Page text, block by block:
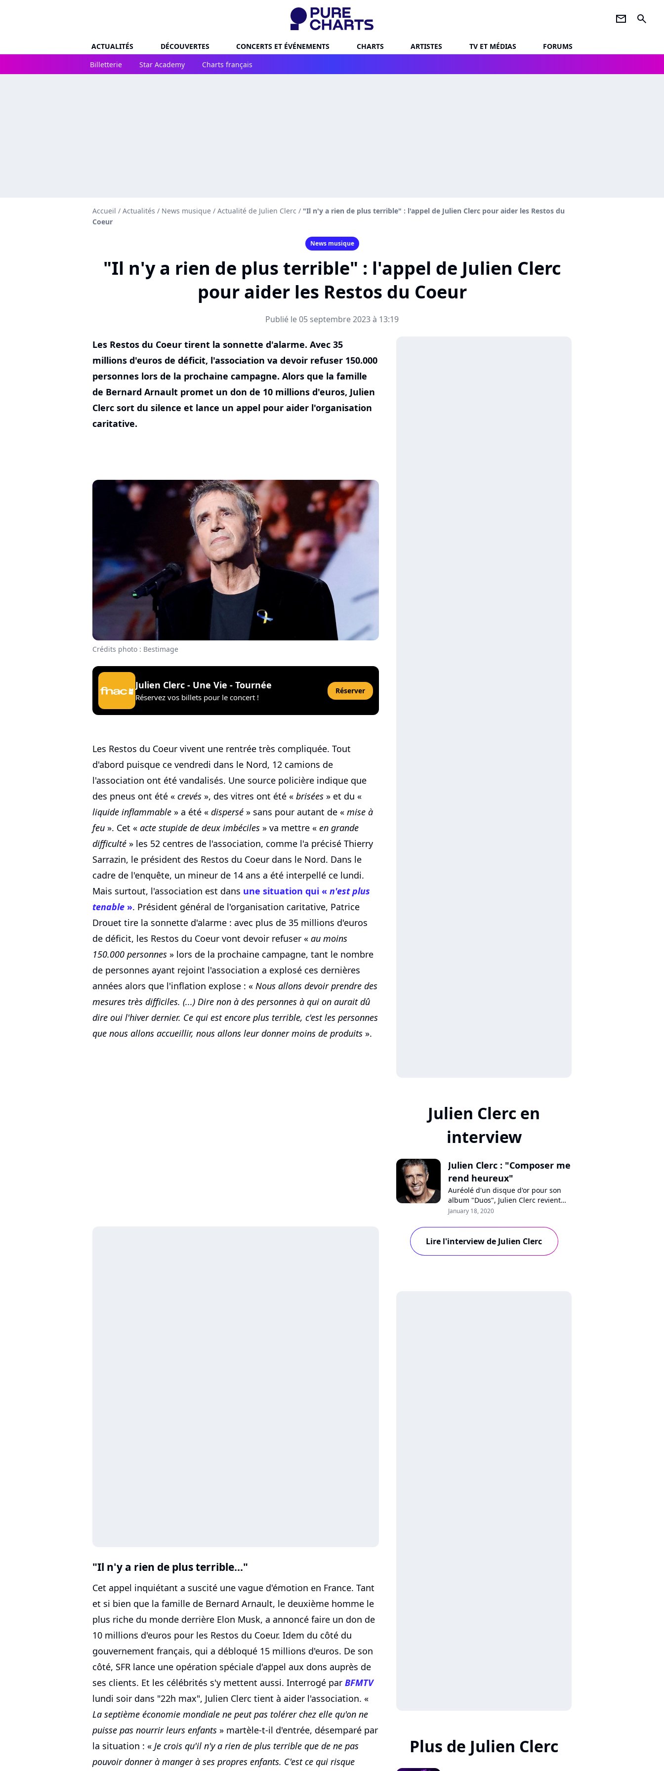
newsletter search
ACTUALITÉS DÉCOUVERTES CONCERTS ET ÉVÉNEMENTS CHARTS ARTISTES TV ET MÉDIAS
FORUMS
Billetterie
Star Academy Charts français
Accueil / Actualités / News musique / Actualité de Julien Clerc / "Il n'y a rien de plus terrible" : l'appel de Julien Clerc pour aider les Restos du
Coeur
News musique
"Il n'y a rien de plus terrible" : l'appel de Julien Clerc
pour aider les Restos du Coeur
Publié le 05 septembre 2023 à 13:19
Les Restos du Coeur tirent la sonnette d'alarme. Avec 35
millions d'euros de déficit, l'association va devoir refuser 150.000
personnes lors de la prochaine campagne. Alors que la famille
de Bernard Arnault promet un don de 10 millions d'euros, Julien
Clerc sort du silence et lance un appel pour aider l'organisation
caritative.
Crédits photo : Bestimage
Julien Clerc - Une Vie - Tournée
Réservez vos billets pour le concert !
Réserver
Les Restos du Coeur vivent une rentrée très compliquée. Tout
d'abord puisque ce vendredi dans le Nord, 12 camions de
l'association ont été vandalisés. Une source policière indique que
des pneus ont été « crevés », des vitres ont été « brisées » et du «
liquide inflammable » a été « dispersé » sans pour autant de « mise à
feu ». Cet « acte stupide de deux imbéciles » va mettre « en grande
difficulté » les 52 centres de l'association, comme l'a précisé Thierry
Sarrazin, le président des Restos du Coeur dans le Nord. Dans le
cadre de l'enquête, un mineur de 14 ans a été interpellé ce lundi.
Mais surtout, l'association est dans une situation qui « n'est plus
tenable ». Président général de l'organisation caritative, Patrice
Drouet tire la sonnette d'alarme : avec plus de 35 millions d'euros
de déficit, les Restos du Coeur vont devoir refuser « au moins
150.000 personnes » lors de la prochaine campagne, tant le nombre
de personnes ayant rejoint l'association a explosé ces dernières
années alors que l'inflation explose : « Nous allons devoir prendre des
mesures très difficiles. (...) Dire non à des personnes à qui on aurait dû
dire oui l'hiver dernier. Ce qui est encore plus terrible, c'est les personnes
que nous allons accueillir, nous allons leur donner moins de produits ».
"Il n'y a rien de plus terrible..."
Cet appel inquiétant a suscité une vague d'émotion en France. Tant
et si bien que la famille de Bernard Arnault, le deuxième homme le
plus riche du monde derrière Elon Musk, a annoncé faire un don de
10 millions d'euros pour les Restos du Coeur. Idem du côté du
gouvernement français, qui a débloqué 15 millions d'euros. De son
côté, SFR lance une opération spéciale d'appel aux dons auprès de
ses clients. Et les célébrités s'y mettent aussi. Interrogé par BFMTV
lundi soir dans "22h max", Julien Clerc tient à aider l'association. «
La septième économie mondiale ne peut pas tolérer chez elle qu'on ne
puisse pas nourrir leurs enfants » martèle-t-il d'entrée, désemparé par
la situation : « Je crois qu'il n'y a rien de plus terrible que de ne pas
pouvoir donner à manger à ses propres enfants. C'est ce qui risque
Julien Clerc en
interview
Julien Clerc : "Composer me
rend heureux"
Auréolé d'un disque d'or pour son
album "Duos", Julien Clerc revient
pour Pure Charts sur la genèse de ce
de belles collaborations. L'occasion
de dresser le bilan d'une carrière
étalée sur cinq décennies avec un
January 18, 2020
Lire l'interview de Julien Clerc
Plus de Julien Clerc